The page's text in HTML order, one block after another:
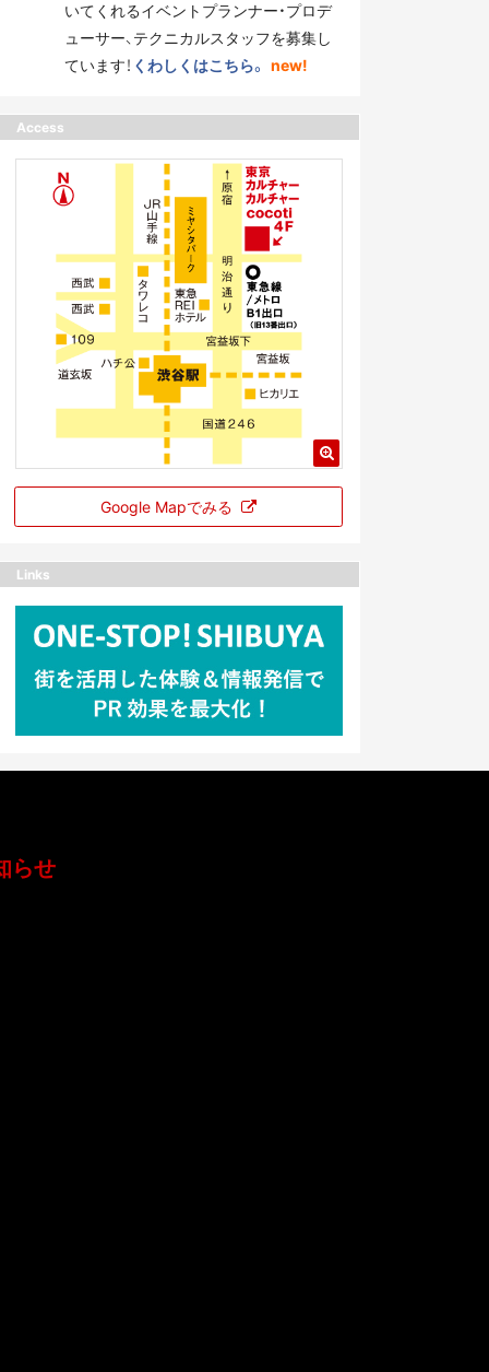
いてくれるイベントプランナー・プロデ
ューサー、テクニカルスタッフを募集し
ています！ くわしくはこちら。 new!
Access
Google Mapでみる
Links
らせ